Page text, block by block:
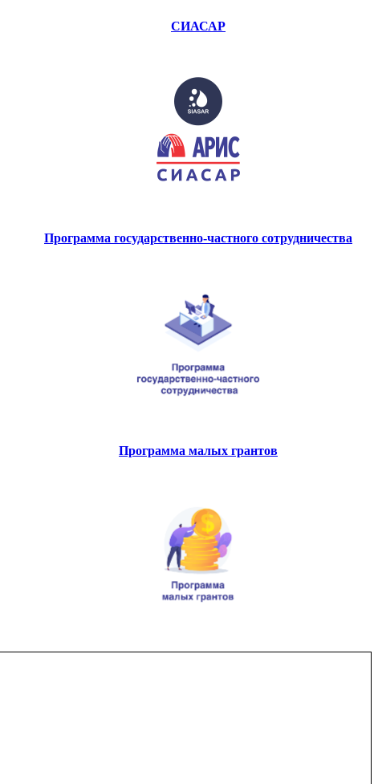
СИАСАР
Программа государственно-частного сотрудничества
Программа малых грантов